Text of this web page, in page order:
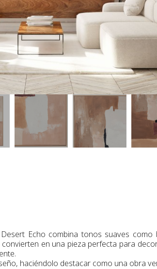
Echo combina tonos suaves
en una pieza perfecta para
haciéndolo destacar como una obra